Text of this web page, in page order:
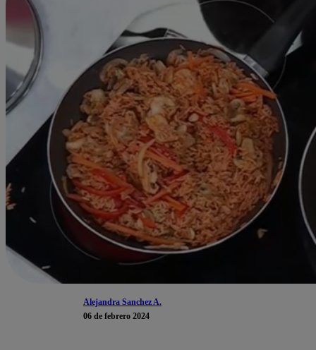
Alejandra Sanchez A.
06 de febrero 2024